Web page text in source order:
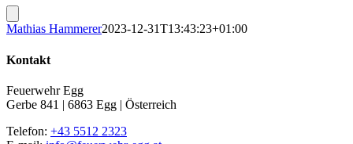
Mathias Hammerer2023-12-31T13:43:23+01:00
Kontakt
Feuerwehr Egg
Gerbe 841 | 6863 Egg | Österreich
Telefon: +43 5512 2323